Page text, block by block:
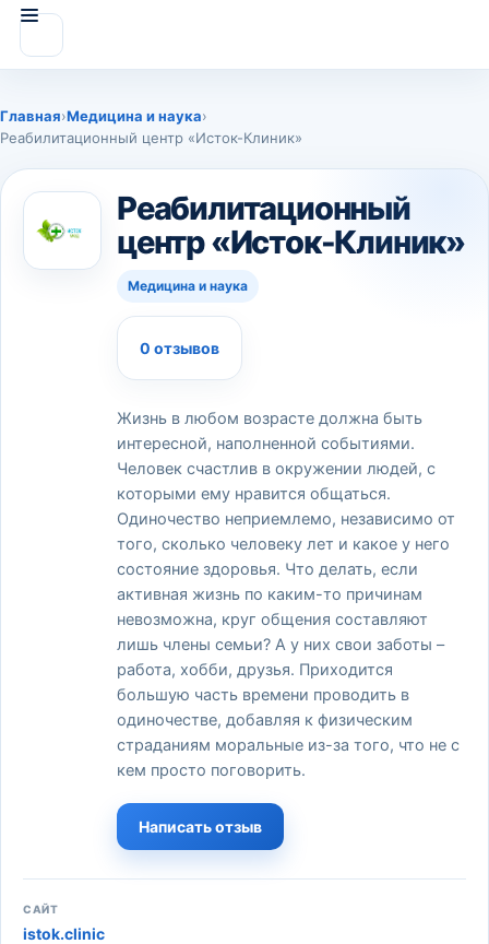
Главная›Медицина и наука›
Реабилитационный центр «Исток-Клиник»
Реабилитационный
центр «Исток-Клиник»
Медицина и наука
0 отзывов
Жизнь в любом возрасте должна быть
интересной, наполненной событиями.
Человек счастлив в окружении людей, с
которыми ему нравится общаться.
Одиночество неприемлемо, независимо от
того, сколько человеку лет и какое у него
состояние здоровья. Что делать, если
активная жизнь по каким-то причинам
невозможна, круг общения составляют
лишь члены семьи? А у них свои заботы –
работа, хобби, друзья. Приходится
большую часть времени проводить в
одиночестве, добавляя к физическим
страданиям моральные из-за того, что не с
кем просто поговорить.
Написать отзыв
САЙТ
istok.clinic